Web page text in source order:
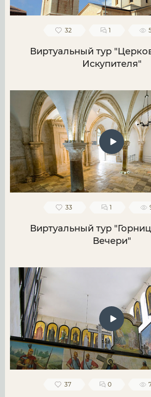
32 1
Виртуальный тур
Искупителя"
33 1
Виртуальный тур
Вечери"
37 0